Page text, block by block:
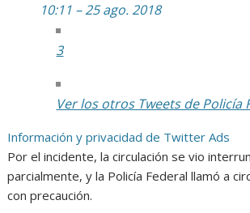
10:11 – 25 ago. 2018
3
Ver los otros Tweets de Policía
Información y privacidad de Twitter Ads
Por el incidente, la circulación se vio
parcialmente, y la Policía Federal llamó a
con precaución.